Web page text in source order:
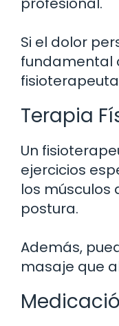
Si el dolor
fundamental
Terapia
Un
ejercicios
los músculos
postura.
Además,
masaje que